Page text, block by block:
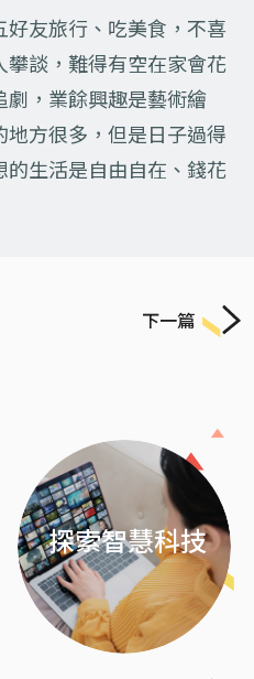
好友旅行、吃美食，不喜
攀談，難得有空在家會花
劇，業餘興趣是藝術繪
地方很多，但是日子過得
的生活是自由自在、錢花
下一篇
探索智慧科技